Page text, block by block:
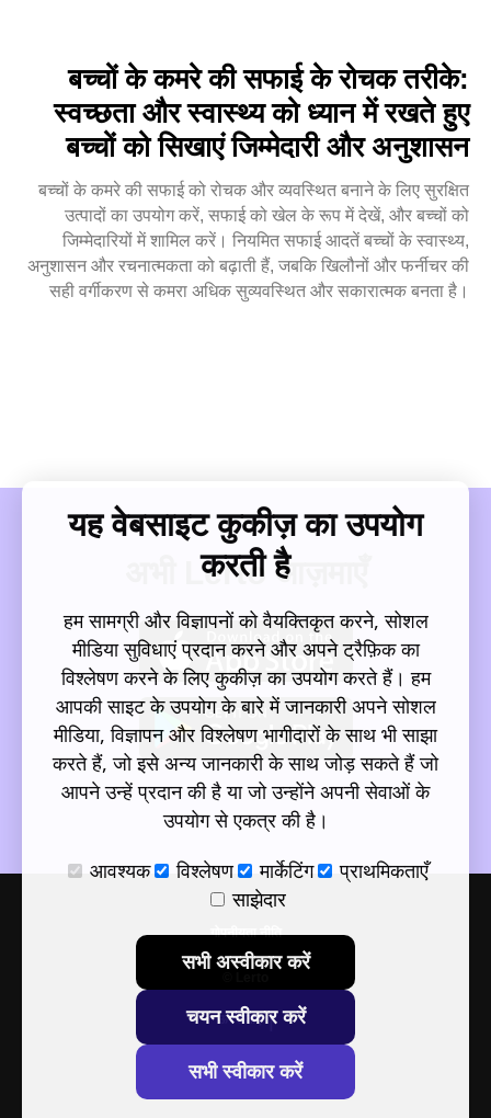
बच्चों के कमरे की सफाई के रोचक तरीके:
स्वच्छता और स्वास्थ्य को ध्यान में रखते हुए
बच्चों को सिखाएं जिम्मेदारी और अनुशासन
बच्चों के कमरे की सफाई को रोचक और व्यवस्थित बनाने के लिए सुरक्षित
उत्पादों का उपयोग करें, सफाई को खेल के रूप में देखें, और बच्चों को
जिम्मेदारियों में शामिल करें। नियमित सफाई आदतें बच्चों के स्वास्थ्य,
अनुशासन और रचनात्मकता को बढ़ाती हैं, जबकि खिलौनों और फर्नीचर की
सही वर्गीकरण से कमरा अधिक सुव्यवस्थित और सकारात्मक बनता है।
अभी Lerto आज़माएँ
गोपनीयता नीति
ऊपर जाएं
यह वेबसाइट कुकीज़ का उपयोग
करती है
हम सामग्री और विज्ञापनों को वैयक्तिकृत करने, सोशल
मीडिया सुविधाएं प्रदान करने और अपने ट्रैफ़िक का
विश्लेषण करने के लिए कुकीज़ का उपयोग करते हैं। हम
आपकी साइट के उपयोग के बारे में जानकारी अपने सोशल
मीडिया, विज्ञापन और विश्लेषण भागीदारों के साथ भी साझा
करते हैं, जो इसे अन्य जानकारी के साथ जोड़ सकते हैं जो
आपने उन्हें प्रदान की है या जो उन्होंने अपनी सेवाओं के
उपयोग से एकत्र की है।
आवश्यक
विश्लेषण मार्केटिंग
प्राथमिकताएँ
साझेदार
सभी अस्वीकार करें
चयन स्वीकार करें
सभी स्वीकार करें